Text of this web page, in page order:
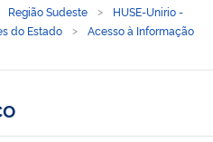
Região Sudeste
HUSE-Unirio -
do Estado
Acesso à Informação